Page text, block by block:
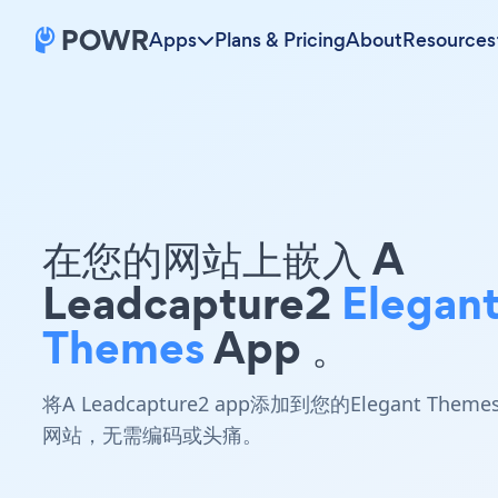
Apps Plans & PricingAboutResources
在您的网站上嵌入 A
Leadcapture2
ThemesApp 。
将A Leadcapture2 app添加到您的Elegant
网站，无需编码或头痛。